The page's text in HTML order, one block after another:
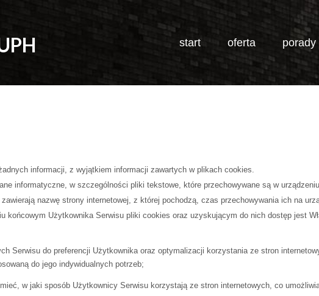
PH start oferta porady
JESTEŚ TUTAJ: START CERTYFIKAT
informacji, z wyjątkiem informacji zawartych w plikach cookies.
informatyczne, w szczególności pliki tekstowe, które przechowywane są w
nazwę strony internetowej, z której pochodzą, czas przechowywania ich na
końcowym Użytkownika Serwisu pliki cookies oraz uzyskującym do nich dostęp jest
do preferencji Użytkownika oraz optymalizacji korzystania ze stron
do jego indywidualnych potrzeb;
w jaki sposób Użytkownicy Serwisu korzystają ze stron internetowych, co